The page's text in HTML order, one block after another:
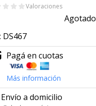
Valoraciones
Agotado
DS467
Pagá en cuotas
Más información
Envío a domicilio